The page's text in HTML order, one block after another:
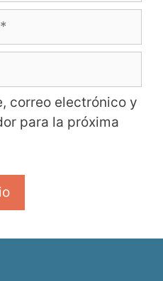
correo electrónico y
para la próxima